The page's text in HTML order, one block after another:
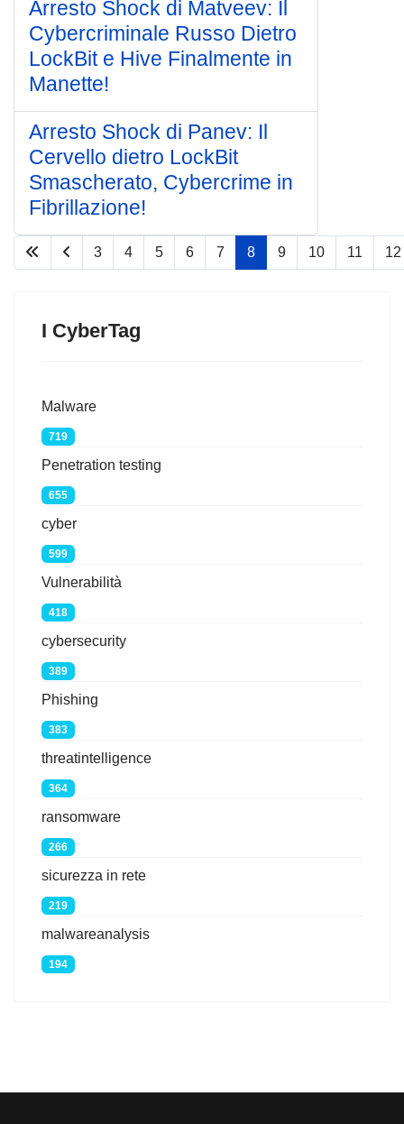
Arresto Shock di Matveev: Il
Cybercriminale Russo Dietro
LockBit e Hive Finalmente in
Manette!
Arresto Shock di Panev: Il
Cervello dietro LockBit
Smascherato, Cybercrime in
Fibrillazione!
Pagina 8 di 75
3 4 5 6 7 8 9 10 11 12
I CyberTag
Malware
719
Penetration testing
655
cyber
599
Vulnerabilità
418
cybersecurity
389
Phishing
383
threatintelligence
364
ransomware
266
sicurezza in rete
219
malwareanalysis
194